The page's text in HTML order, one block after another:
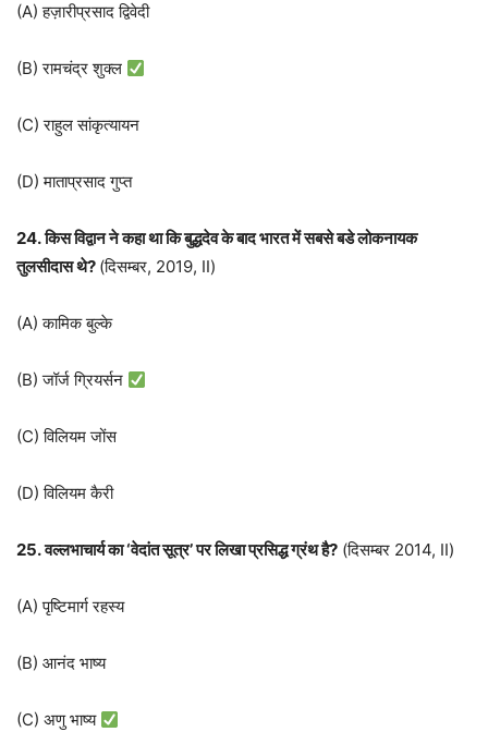
(A) हज़ारीप्रसाद द्विवेदी
(B) रामचंद्र शुक्ल
(C) राहुल सांकृत्यायन
(D) माताप्रसाद गुप्त
24. किस विद्वान ने कहा था कि बुद्धदेव के बाद भारत में सबसे बडे लोकनायक
तुलसीदास थे? (दिसम्बर, 2019, II)
(A) कामिक बुल्के
(B) जॉर्ज ग्रियर्सन
(C) विलियम जोंस
(D) विलियम कैरी
25. वल्‍लभाचार्य का ‘वेदांत सूत्र’ पर लिखा प्रसिद्ध ग्रंथ है? (दिसम्बर 2014, II)
(A) पृष्टिमार्ग रहस्य
(B) आनंद भाष्य
(C) अणु भाष्य